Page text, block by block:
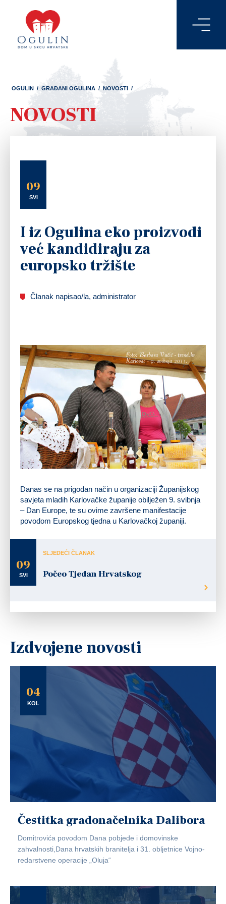
OGULIN / GRAĐANI OGULINA / NOVOSTI /
NOVOSTI
09
SVI
I iz Ogulina eko proizvodi
već kandidiraju za
europsko tržište
Članak napisao/la, administrator
Danas se na prigodan način u organizaciji Županijskog
savjeta mladih Karlovačke županije obilježen 9. svibnja
– Dan Europe, te su ovime završene manifestacije
povodom Europskog tjedna u Karlovačkoj županiji.
09
SVI
SLJEDEĆI ČLANAK
Počeo Tjedan Hrvatskog
Izdvojene novosti
04
KOL
Čestitka gradonačelnika Dalibora
Domitrovića povodom Dana pobjede i domovinske
zahvalnosti,Dana hrvatskih branitelja i 31. obljetnice Vojno-
redarstvene operacije „Oluja“